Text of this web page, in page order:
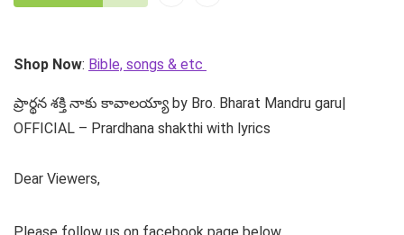
Shop Now: Bible, songs & etc
ప్రార్థన శక్తి నాకు కావాలయ్యా by Bro. Bharat Mandru garu|
OFFICIAL – Prardhana shakthi with lyrics
Dear Viewers,
Please follow us on facebook page below.